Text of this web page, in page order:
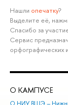
Нашли опечатку?
ыделите её,
Спасибо за
Сервис
орфографических
О КАМПУСЕ
О НИУ ВШЭ –